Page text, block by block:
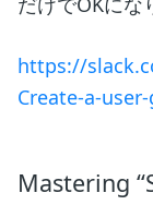
https://
Create-a-
Mastering